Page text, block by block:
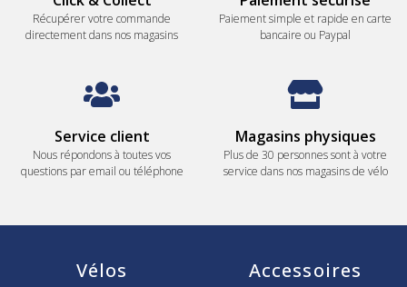
Récupérer votre commande
directement dans nos magasins
Paiement simple et rapide en carte
bancaire ou Paypal
Service client
Nous répondons à toutes vos
questions par email ou téléphone
Magasins physiques
Plus de 30 personnes sont à votre
service dans nos magasins de vélo
Vélos Accessoires